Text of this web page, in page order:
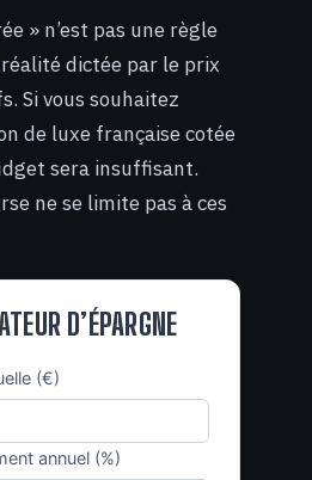
» n’est pas une règle
dictée par le prix
Si vous souhaitez
de luxe française cotée
sera insuffisant.
ne se limite pas à ces
D’ÉPARGNE
(€)
annuel (%)